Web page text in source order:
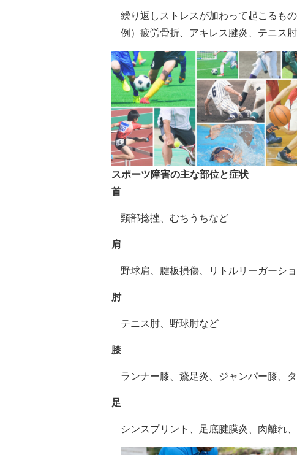
繰り返しストレスが加わって起こるもの
例）疲労骨折、アキレス腱炎、テニス
スポーツ障害の主な部位と症状
首
頸部捻挫、むちうちなど
肩
野球肩、腱板損傷、 リトルリーガーシ
肘
テニス肘、野球肘など
膝
ランナー膝、鵞足炎、ジャンパー膝、
足
シンスプリント、足底腱膜炎、肉離れ、